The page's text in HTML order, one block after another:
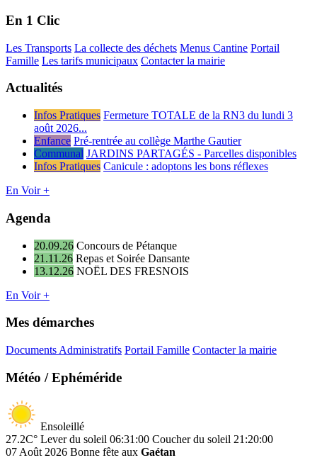
En 1 Clic
Les Transports La collecte des déchets Menus Cantine Portail
Famille Les tarifs municipaux Contacter la mairie
Actualités
Infos Pratiques Fermeture TOTALE de la RN3 du lundi 3
août 2026...
Enfance Pré-rentrée au collège Marthe Gautier
Communal JARDINS PARTAGÉS - Parcelles disponibles
Infos Pratiques Canicule : adoptons les bons réflexes
En Voir +
Agenda
20.09.26 Concours de Pétanque
21.11.26 Repas et Soirée Dansante
13.12.26 NOËL DES FRESNOIS
En Voir +
Mes démarches
Documents Administratifs Portail Famille Contacter la mairie
Météo / Ephéméride
Ensoleillé
27.2C° Lever du soleil 06:31:00 Coucher du soleil 21:20:00
07 Août 2026 Bonne fête aux Gaétan